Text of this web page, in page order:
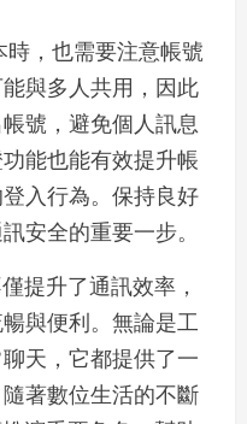
時，也需要注意帳號
與多人共用，因此
號，避免個人訊息
能也能有效提升帳
入行為。保持良好
安全的重要一步。
提升了通訊效率，
與便利。無論是工
天，它都提供了一
著數位生活的不斷